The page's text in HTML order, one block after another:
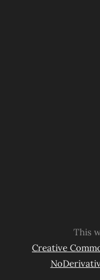
This
Creative